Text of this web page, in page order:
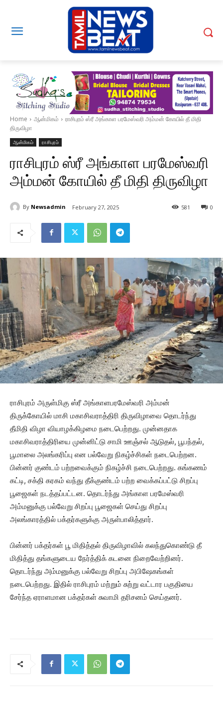
Home ஆன்மிகம்
ராசிபுரம் ஸ்ரீ அங்காள பரமேஸ்வரி அம்மன் கோயில் தீ மிதி
திருவிழா
ஆன்மிகம் ராசிபுரம்
ராசிபுரம் ஸ்ரீ அங்காள பரமேஸ்வரி
அம்மன் கோயில் தீ மிதி திருவிழா
By Newsadmin February 27, 2025 0
581
ராசிபுரம் அருள்மிகு ஸ்ரீ அங்காளபரமேஸ்வரி அம்மன்
திருக்கோயில் மாசி மகாசிவராத்திரி திருவிழாவை தொடர்ந்து
தீமிதி விழா வியாழக்கிழமை நடைபெற்றது. முன்னதாக
மகாசிவராத்திரியை முன்னிட்டு சாமி ஊஞ்சல் ஆடுதல், பூபந்தல்,
பூமாலை அலங்கரிப்பு என பல்வேறு நிகழ்ச்சிகள் நடைபெற்றன.
பின்னர் குண்டம் பற்றவைக்கும் நிகழ்ச்சி நடைபெற்றது. கங்கணம்
கட்டி, சக்தி கரகம் வந்து தீக்குண்டம் பற்ற வைக்கப்பட்டு சிறப்பு
பூஜைகள் நடத்தப்பட்டன. தொடர்ந்து அங்காள பரமேஸ்வரி
அம்மனுக்கு பல்வேறு சிறப்பு பூஜைகள் செய்து சிறப்பு
அலங்காரத்தில் பக்தர்களுக்கு அருள்பாலித்தார்.
பின்னர் பக்தர்கள் பூ மிதித்தல் திருவிழாவில் கலந்துகொண்டு தீ
மிதித்து தங்களுடைய நேர்த்திக் கடனை நிறைவேற்றினர்.
தொடர்ந்து அம்மனுக்கு பல்வேறு சிறப்பு அபிஷேகங்கள்
நடைபெற்றது. இதில் ராசிபுரம் மற்றும் சுற்று வட்டார பகுதியை
சேர்ந்த ஏராளமான பக்தர்கள் சுவாமி தரிசனம் செய்தனர்.